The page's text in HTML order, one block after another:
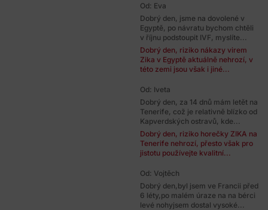
Od: Eva
Dobrý den, jsme na dovolené v
Egyptě, po návratu bychom chtěli
v říjnu podstoupit IVF, myslíte...
Dobrý den, riziko nákazy virem
Zika v Egyptě aktuálně nehrozí, v
této zemi jsou však i jiné...
Od: Iveta
Dobrý den, za 14 dnů mám letět na
Tenerife, což je relativně blízko od
Kapverdských ostravů, kde...
Dobrý den, riziko horečky ZIKA na
Tenerife nehrozí, přesto však pro
jistotu používejte kvalitní...
Od: Vojtěch
Dobrý den,byl jsem ve Francii před
6 léty,po malém úraze na na bérci
levé nohyjsem dostal vysoké...